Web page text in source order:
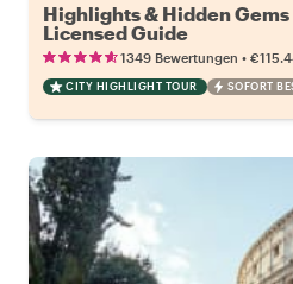
Highlights & Hidden
Licensed Guide
1349 Bewertungen •
CITY HIGHLIGHT TOUR SOFORT